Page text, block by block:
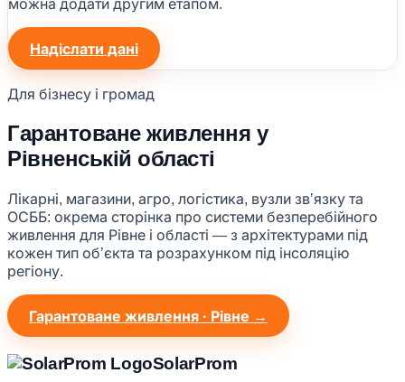
можна додати другим етапом.
Надіслати дані
Для бізнесу і громад
Гарантоване живлення у
Рівненській області
Лікарні, магазини, агро, логістика, вузли звʼязку та
ОСББ: окрема сторінка про системи безперебійного
живлення для Рівне і області — з архітектурами під
кожен тип обʼєкта та розрахунком під інсоляцію
регіону.
Гарантоване живлення · Рівне →
SolarProm